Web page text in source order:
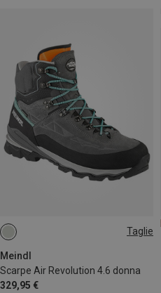
Taglie
Meindl
Scarpe Air Revolution 4.6 donna
329,95 €